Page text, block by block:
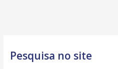
Pesquisa no site